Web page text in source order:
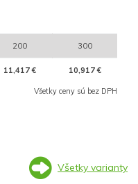
200 300
11,417 € 10,917 €
Všetky ceny sú bez DPH
Všetky varianty